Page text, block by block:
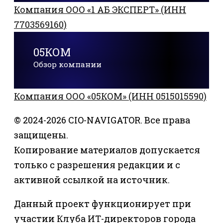
Компания ООО «1 АБ ЭКСПЕРТ» (ИНН
7703569160)
05КОМ
Обзор компании
Компания ООО «05КОМ» (ИНН 0515015590)
© 2024-2026 CIO-NAVIGATOR. Все права
защищены.
Копирование материалов допускается
только с разрешения редакции и с
активной ссылкой на источник.
Данный проект функционирует при
участии Клуба ИТ-директоров города